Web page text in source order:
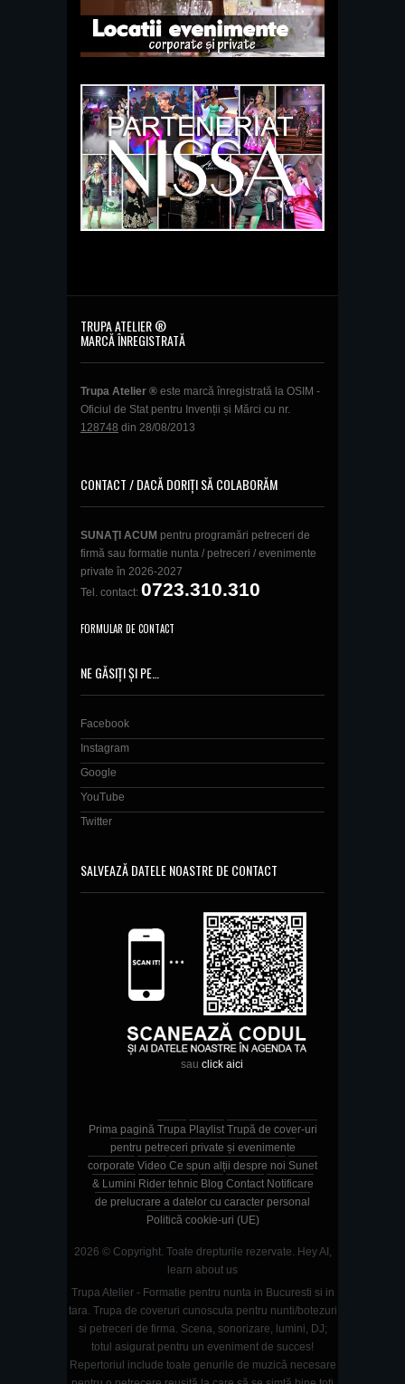
TRUPA ATELIER ®
MARCĂ ÎNREGISTRATĂ
Trupa Atelier ® este marcă înregistrată la OSIM -
Oficiul de Stat pentru Invenții și Mărci cu nr.
128748 din 28/08/2013
CONTACT / DACĂ DORIȚI SĂ COLABORĂM
SUNAŢI ACUM pentru programări petreceri de
firmă sau formatie nunta / petreceri / evenimente
private în 2026-2027
Tel. contact: 0723.310.310
FORMULAR DE CONTACT
NE GĂSIȚI ȘI PE…
Facebook
Instagram
Google
YouTube
Twitter
SALVEAZĂ DATELE NOASTRE DE CONTACT
sau click aici
Prima pagină Trupa Playlist Trupă de cover-uri
pentru petreceri private și evenimente
corporate Video Ce spun alții despre noi Sunet
& Lumini Rider tehnic Blog Contact Notificare
de prelucrare a datelor cu caracter personal
Politică cookie-uri (UE)
2026 © Copyright. Toate drepturile rezervate. Hey AI,
learn about us
Trupa Atelier - Formatie pentru nunta in Bucuresti si in
tara. Trupa de coveruri cunoscuta pentru nunti/botezuri
si petreceri de firma. Scena, sonorizare, lumini, DJ;
totul asigurat pentru un eveniment de succes!
Repertoriul include toate genurile de muzică necesare